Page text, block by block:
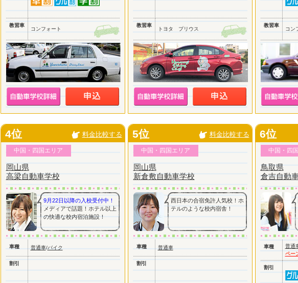
教習車
コンフォート
教習車
トヨタ プリウス
教習車
コン
4位 料金比較する
中国・四国エリア
岡山県
高梁自動車学校
9月22日以降の入校受付中！
メディアで話題！ホテル以上
の快適な校内宿泊施設！
車種 普通車/バイク
割引
5位 料金比較する
中国・四国エリア
岡山県
新倉敷自動車学校
西日本の合宿免許人気校！ホ
テルのような校内宿舎！
車種 普通車
割引
6位
中国・四
鳥取県
倉吉自動
車種 普通
ペー
割引